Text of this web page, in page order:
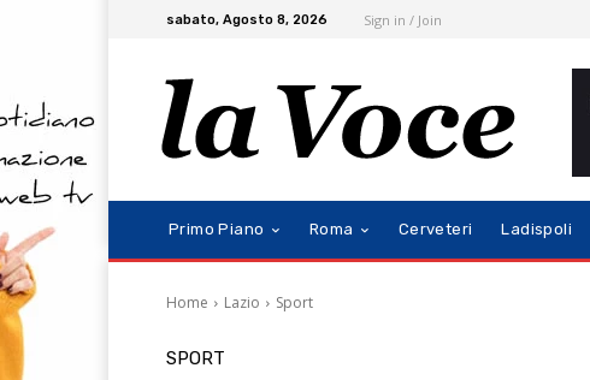
sabato, Agosto 8, 2026 Sign in / Join
Primo Piano Roma Cerveteri Ladispoli
Home Lazio Sport
SPORT